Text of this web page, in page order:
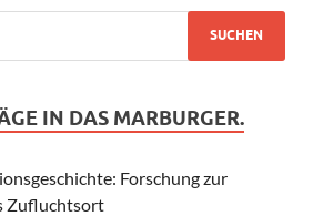
IN DAS MARBURGER.
Forschung zur
Zufluchtsort